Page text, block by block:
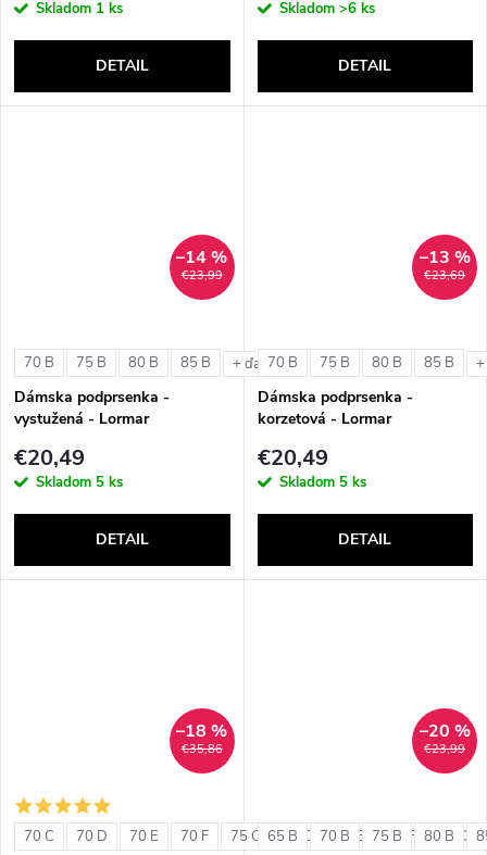
Skladom 1 ks
DETAIL
Skladom >6 ks
DETAIL
€23,99
–14 %
70 B 75 B 80 B 85 B + ďalšie
Dámska podprsenka -
vystužená - Lormar
€20,49
Skladom 5 ks
DETAIL
€23,69
–13 %
70 B 75 B 80 B 85 B
Dámska podprsenka -
korzetová - Lormar
€20,49
Skladom 5 ks
DETAIL
€35,86
–18 %
70 C 70 D 70 E 70 F 75 C 75 D 75 E 75 F 80 C
€23,99
–20 %
65 B 70 B 75 B 80 B